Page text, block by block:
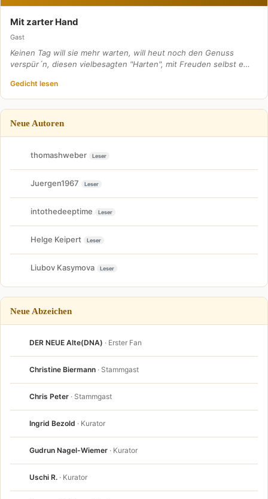
Mit zarter Hand
Gast
Keinen Tag will sie mehr warten, will heut noch den Genuss
verspür´n, diesen vielbesagten "Harten", mit Freuden selbst e…
Gedicht lesen
Neue Autoren
thomashweber Leser
Juergen1967 Leser
intothedeeptime Leser
Helge Keipert Leser
Liubov Kasymova Leser
Neue Abzeichen
DER NEUE Alte(DNA) · Erster Fan
Christine Biermann · Stammgast
Chris Peter · Stammgast
Ingrid Bezold · Kurator
Gudrun Nagel-Wiemer · Kurator
Uschi R. · Kurator